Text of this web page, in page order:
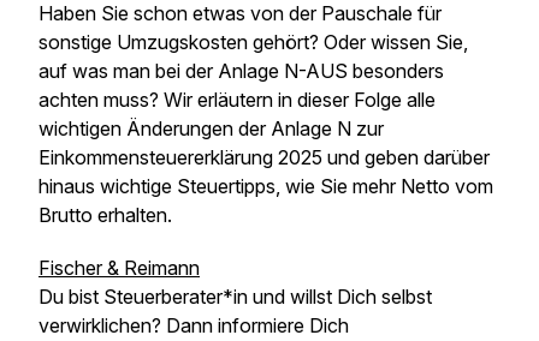
Haben Sie schon etwas von der Pauschale für
sonstige Umzugskosten gehört? Oder wissen Sie,
auf was man bei der Anlage N-AUS besonders
achten muss? Wir erläutern in dieser Folge alle
wichtigen Änderungen der Anlage N zur
Einkommensteuererklärung 2025 und geben darüber
hinaus wichtige Steuertipps, wie Sie mehr Netto vom
Brutto erhalten.
Fischer & Reimann
Du bist Steuerberater*in und willst Dich selbst
verwirklichen? Dann informiere Dich